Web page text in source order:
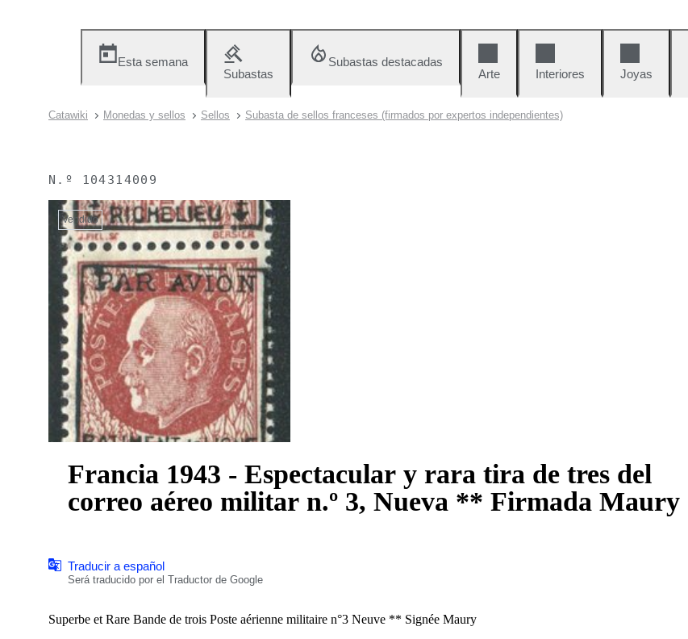
Esta semana
Subastas
Subastas destacadas
Arte
Interiores Joyas
Catawiki Monedas y sellos Sellos Subasta de sellos franceses (firmados por expertos independientes)
N.º 104314009
Vendido
Francia 1943 - Espectacular y rara tira de tres del
correo aéreo militar n.º 3, Nueva ** Firmada Maury
Traducir a español
Será traducido por el Traductor de Google
Superbe et Rare Bande de trois Poste aérienne militaire n°3 Neuve ** Signée Maury